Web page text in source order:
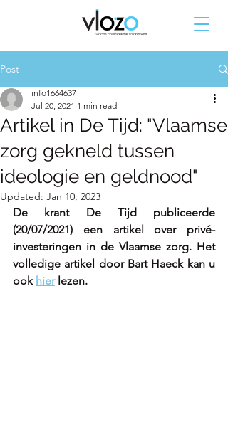
Post
Artikel in De Tijd: "Vlaamse
zorg gekneld tussen
ideologie en geldnood"
info1664637
Jul 20, 2021 1 min read
Updated: Jan 10, 2023
De krant De Tijd publiceerde
(20/07/2021) een artikel over privé-
investeringen in de Vlaamse zorg. Het
volledige artikel door Bart Haeck kan u
ook hier lezen.